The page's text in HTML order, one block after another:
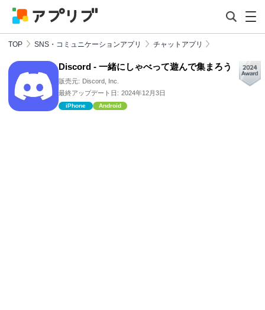
TOP SNS・コミュニケーションアプリ チャットアプリ
Discord - 一緒にしゃべって遊んで集まろう
販売元: Discord, Inc.
最終アップデート日: 2024年12月3日
iPhone Android